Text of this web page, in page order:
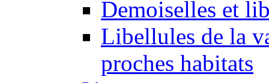
Demoiselles et
Libellules de la
proches habitats